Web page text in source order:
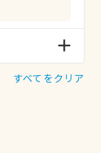
すべてをクリア